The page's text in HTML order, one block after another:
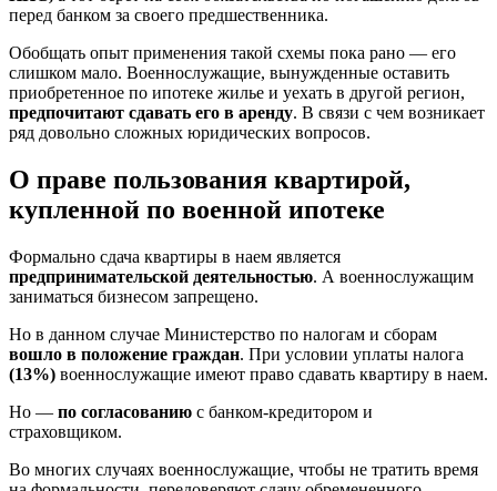
перед банком за своего предшественника.
Обобщать опыт применения такой схемы пока рано — его
слишком мало. Военнослужащие, вынужденные оставить
приобретенное по ипотеке жилье и уехать в другой регион,
предпочитают сдавать его в аренду. В связи с чем возникает
ряд довольно сложных юридических вопросов.
О праве пользования квартирой,
купленной по военной ипотеке
Формально сдача квартиры в наем является
предпринимательской деятельностью. А военнослужащим
заниматься бизнесом запрещено.
Но в данном случае Министерство по налогам и сборам
вошло в положение граждан. При условии уплаты налога
(13%) военнослужащие имеют право сдавать квартиру в наем.
Но — по согласованию с банком-кредитором и
страховщиком.
Во многих случаях военнослужащие, чтобы не тратить время